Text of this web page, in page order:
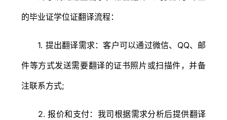
的毕业证学位证翻译流程：
1. 提出翻译需求：客户可以通过微信、QQ、邮
件等方式发送需要翻译的证书照片或扫描件，并备
注联系方式;
2. 报价和支付：我司根据需求分析后提供翻译